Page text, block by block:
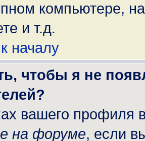
компьютере,
и т.д.
началу
чтобы я не
вашего профиля
на форуме, если